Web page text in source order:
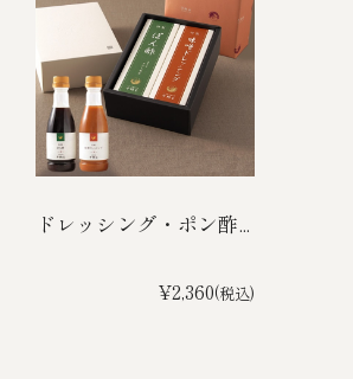
ドレッシング・ポン酢...
¥2,360(税込)